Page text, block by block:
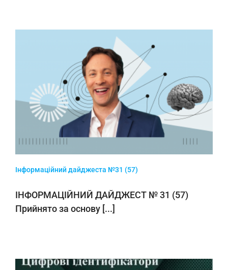
Інформаційний дайджеста №31 (57)
ІНФОРМАЦІЙНИЙ ДАЙДЖЕСТ № 31 (57)
Прийнято за основу [...]